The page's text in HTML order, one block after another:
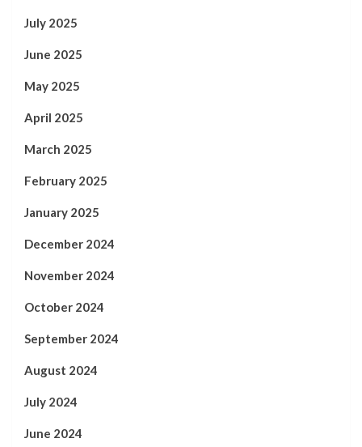
July 2025
June 2025
May 2025
April 2025
March 2025
February 2025
January 2025
December 2024
November 2024
October 2024
September 2024
August 2024
July 2024
June 2024